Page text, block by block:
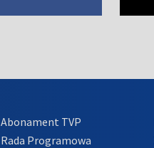
Abonament TVP
Rada Programowa